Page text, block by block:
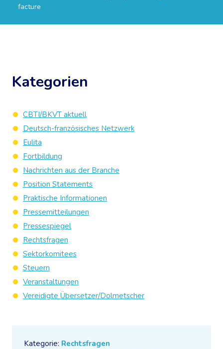
facture
Kategorie: Rechtsfragen
Kategorien
CBTI/BKVT aktuell
Deutsch-französisches Netzwerk
Eulita
Fortbildung
Nachrichten aus der Branche
Position Statements
Praktische Informationen
Pressemitteilungen
Pressespiegel
Rechtsfragen
Sektorkomitees
Steuern
Veranstaltungen
Vereidigte Übersetzer/Dolmetscher